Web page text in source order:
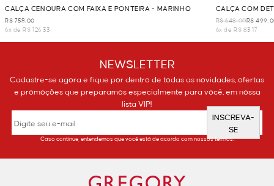
CALÇA CENOURA COM FAIXA E PONTEIRA - MARINHO
R$ 758,00
6x de R$ 126,33
CALÇA COM
R$ 648,00R$
6x de R$ 83,17
NEWSLETTER
Cadastre-se agora e fique por dentro de todas as novidades, ofertas
e promoções que preparamos especialmente para você, em nossa
lista VIP!
INSCREVA-
SE
Caso continue, entendemos que você está de acordo com nossos termos.